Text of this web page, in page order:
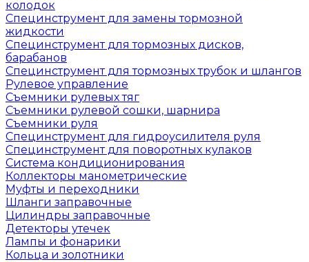
колодок
Специнструмент для замены тормозной
жидкости
Специнструмент для тормозных дисков,
барабанов
Специнструмент для тормозных трубок и шлангов
Рулевое управление
Съемники рулевых тяг
Съемники рулевой сошки, шарнира
Съемники руля
Специнструмент для гидроусилителя руля
Специнструмент для поворотных кулаков
Система кондиционирования
Коллекторы манометрические
Муфты и переходники
Шланги заправочные
Цилиндры заправочные
Детекторы утечек
Лампы и фонарики
Кольца и золотники